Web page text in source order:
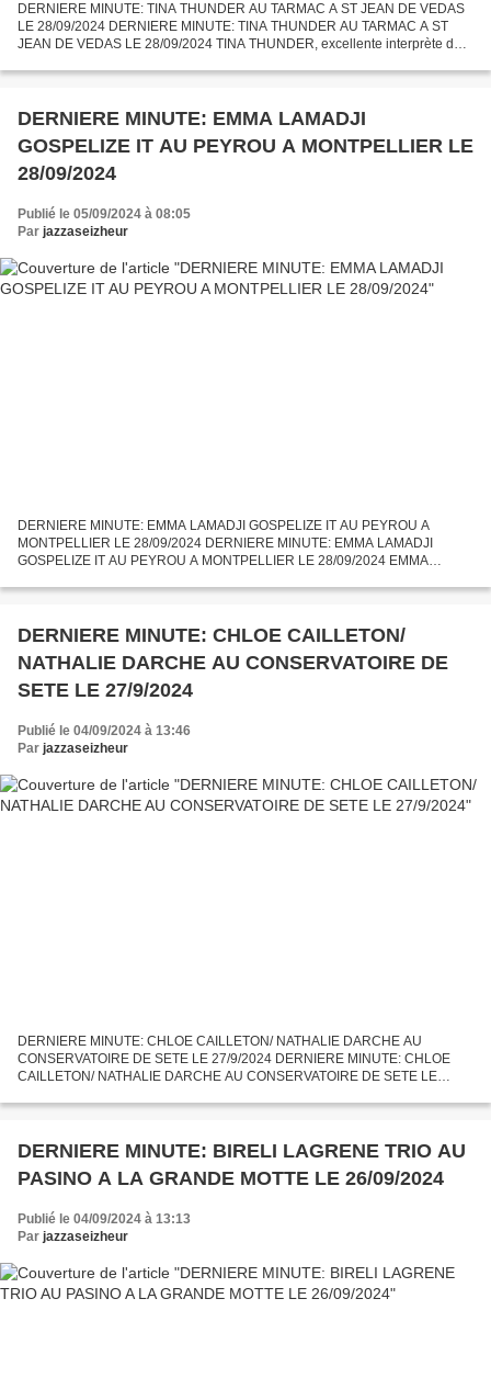
DERNIERE MINUTE: TINA THUNDER AU TARMAC A ST JEAN DE VEDAS
LE 28/09/2024 DERNIERE MINUTE: TINA THUNDER AU TARMAC A ST
JEAN DE VEDAS LE 28/09/2024 TINA THUNDER, excellente interprète de
DERNIERE MINUTE: EMMA LAMADJI
GOSPELIZE IT AU PEYROU A MONTPELLIER LE
28/09/2024
Publié le 05/09/2024 à 08:05
Par jazzaseizheur
DERNIERE MINUTE: EMMA LAMADJI GOSPELIZE IT AU PEYROU A
MONTPELLIER LE 28/09/2024 DERNIERE MINUTE: EMMA LAMADJI
GOSPELIZE IT AU PEYROU A MONTPELLIER LE 28/09/2024 EMMA
Montpellier le samedi 28...
DERNIERE MINUTE: CHLOE CAILLETON/
NATHALIE DARCHE AU CONSERVATOIRE DE
SETE LE 27/9/2024
Publié le 04/09/2024 à 13:46
Par jazzaseizheur
DERNIERE MINUTE: CHLOE CAILLETON/ NATHALIE DARCHE AU
CONSERVATOIRE DE SETE LE 27/9/2024 DERNIERE MINUTE: CHLOE
CAILLETON/ NATHALIE DARCHE AU CONSERVATOIRE DE SETE LE
pianiste NATHALIE...
DERNIERE MINUTE: BIRELI LAGRENE TRIO AU
PASINO A LA GRANDE MOTTE LE 26/09/2024
Publié le 04/09/2024 à 13:13
Par jazzaseizheur